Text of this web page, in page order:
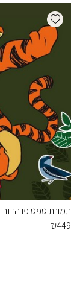
Add wishlist
תמונת טפט פו הדוב
₪449